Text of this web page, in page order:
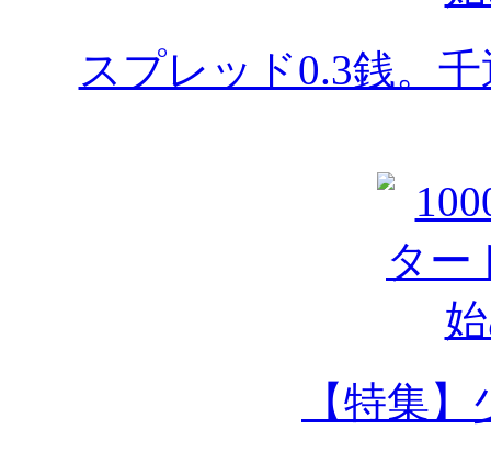
スプレッド0.3銭。
【特集